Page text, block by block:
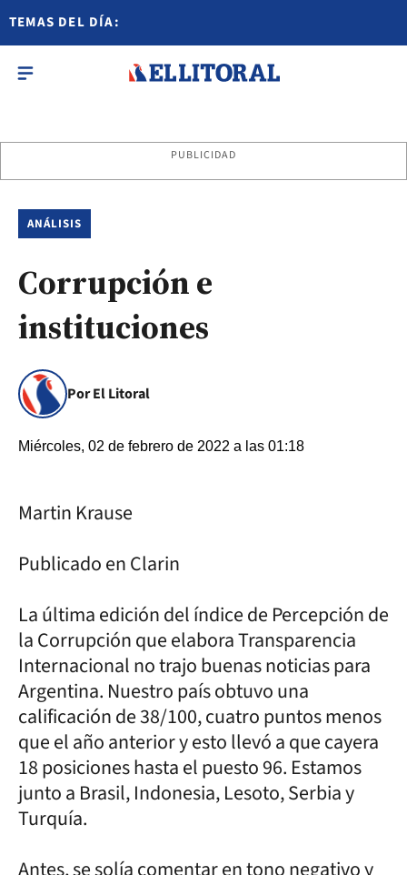
TEMAS DEL DÍA:
PUBLICIDAD
ANÁLISIS
Corrupción e
instituciones
Por El Litoral
Miércoles, 02 de febrero de 2022 a las 01:18
Martin Krause
Publicado en Clarin
La última edición del índice de Percepción de
la Corrupción que elabora Transparencia
Internacional no trajo buenas noticias para
Argentina. Nuestro país obtuvo una
calificación de 38/100, cuatro puntos menos
que el año anterior y esto llevó a que cayera
18 posiciones hasta el puesto 96. Estamos
junto a Brasil, Indonesia, Lesoto, Serbia y
Turquía.